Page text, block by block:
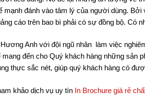
mạnh đánh vào tâm lý của người dùng.
cáo trên bao bì phải có sự đồng bộ. Có
Anh với đội ngũ nhân làm việc
mang đến cho Quý khách hàng những
thực sắc nét, giúp quý khách hàng có
khảo dịch vụ uy tín In Brochure giá rẻ